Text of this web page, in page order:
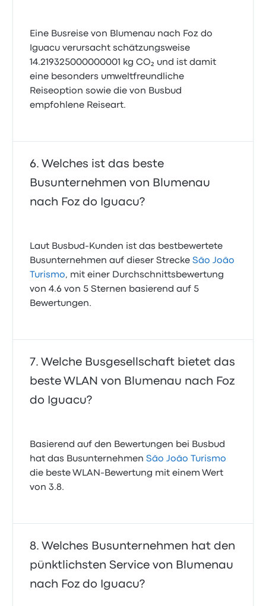
Eine Busreise von Blumenau nach Foz do
Iguacu verursacht schätzungsweise
14.219325000000001 kg CO₂ und ist damit
eine besonders umweltfreundliche
Reiseoption sowie die von Busbud
empfohlene Reiseart.
Welches ist das beste
Busunternehmen von Blumenau
nach Foz do Iguacu?
Laut Busbud-Kunden ist das bestbewertete
Busunternehmen auf dieser StreckeSão João
Turismo, mit einer Durchschnittsbewertung
von 4.6 von 5 Sternen basierend auf 5
Bewertungen.
Welche Busgesellschaft bietet das
beste WLAN von Blumenau nach Foz
do Iguacu?
Basierend auf den Bewertungen bei Busbud
hat das BusunternehmenSão João Turismo
die beste WLAN-Bewertung mit einem Wert
von 3.8.
Welches Busunternehmen hat den
pünktlichsten Service von Blumenau
nach Foz do Iguacu?